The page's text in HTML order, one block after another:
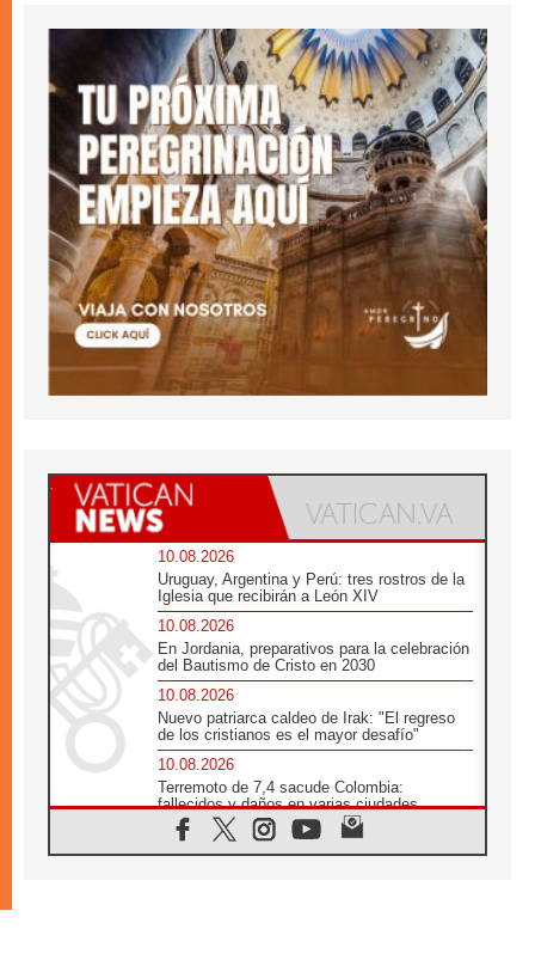
10.08.2026
Uruguay, Argentina y Perú: tres rostros de la
Iglesia que recibirán a León XIV
10.08.2026
En Jordania, preparativos para la celebración
del Bautismo de Cristo en 2030
10.08.2026
Nuevo patriarca caldeo de Irak: "El regreso
de los cristianos es el mayor desafío"
10.08.2026
Terremoto de 7,4 sacude Colombia:
fallecidos y daños en varias ciudades
10.08.2026
Ébola en RD Congo: Alarma de la UNICEF